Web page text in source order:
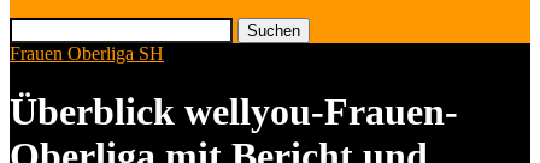
Suchen
Frauen Oberliga SH
Überblick wellyou-Frauen-